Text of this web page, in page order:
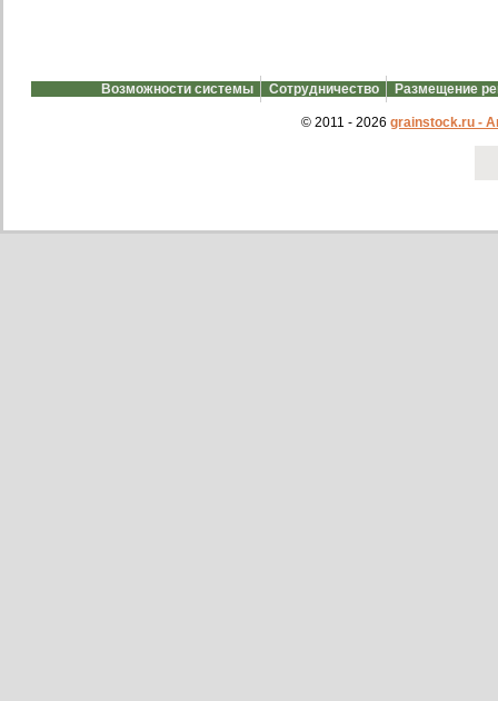
Возможности системы Сотрудничество Размещение
© 2011 - 2026 grainstock.ru -